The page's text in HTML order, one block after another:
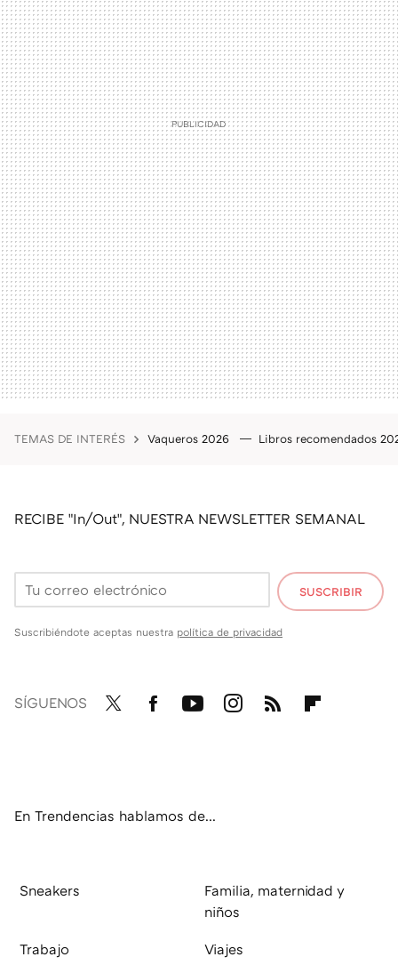
TEMAS DE INTERÉS Vaqueros 2026 Libros recomendados
RECIBE "In/Out", NUESTRA NEWSLETTER SEMANAL
SUSCRIBIR
Suscribiéndote aceptas nuestra política de privacidad
SÍGUENOS
En Trendencias hablamos de...
Sneakers
Familia, maternidad y
niños
Trabajo Viajes